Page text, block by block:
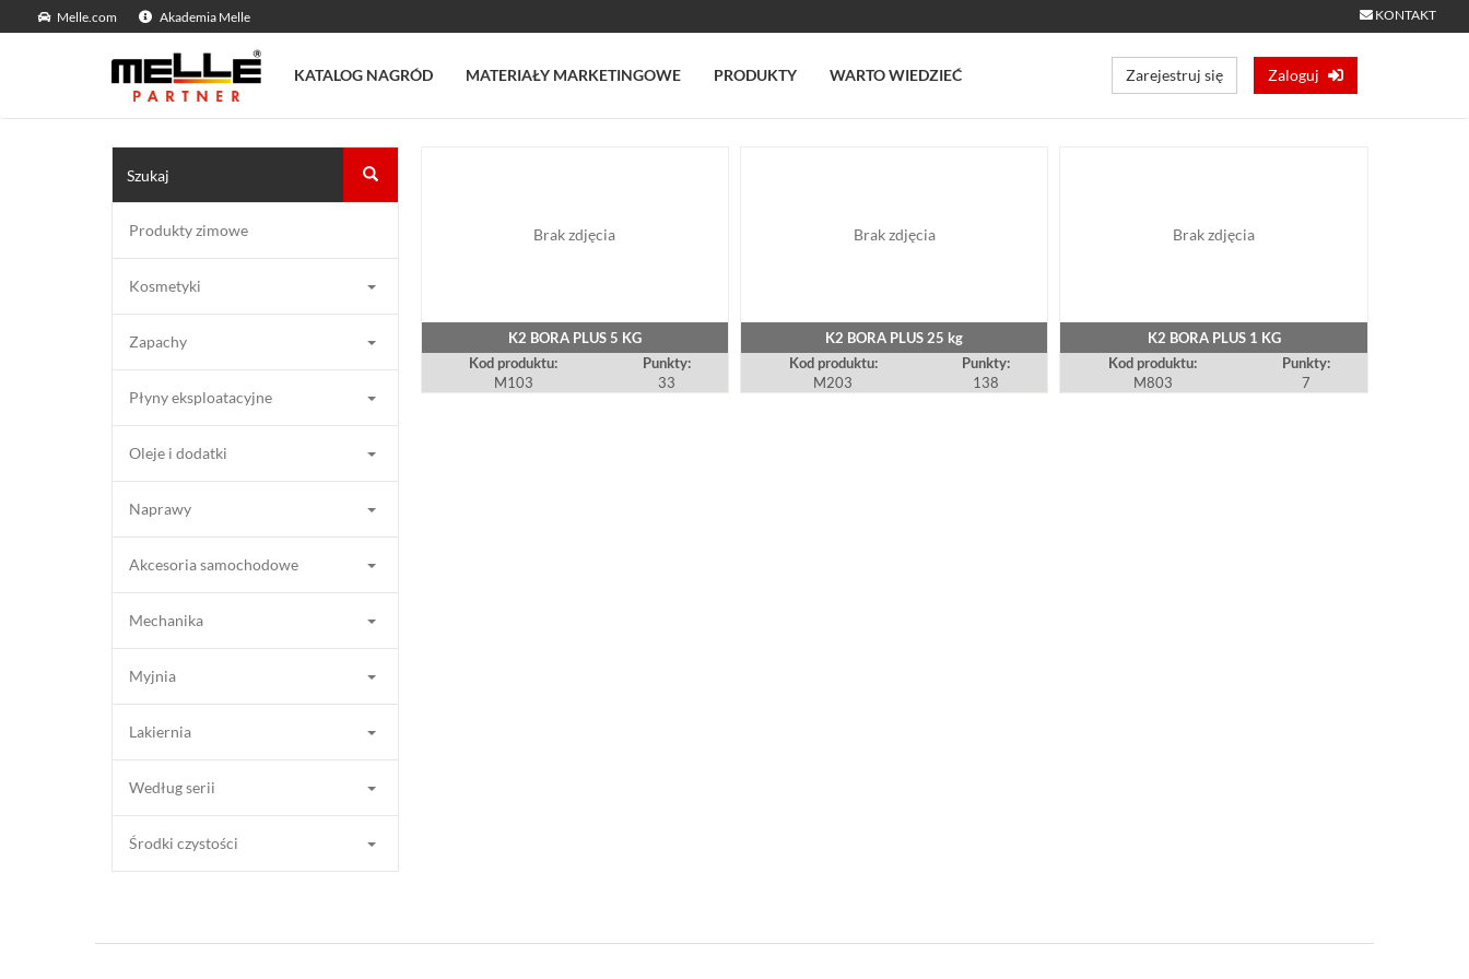
Melle.com Akademia Melle KONTAKT
KATALOG NAGRÓD MATERIAŁY MARKETINGOWE PRODUKTY WARTO WIEDZIEĆ Zarejestruj się Zaloguj
Produkty zimowe
Kosmetyki
Zapachy
Płyny eksploatacyjne
Oleje i dodatki
Naprawy
Akcesoria samochodowe
Mechanika
Myjnia
Lakiernia
Według serii
Środki czystości
Brak zdjęcia
K2 BORA PLUS 5 KG
Kod produktu:
M103
Punkty:
33
Brak zdjęcia
K2 BORA PLUS 25 kg
Kod produktu:
M203
Punkty:
138
Brak zdjęcia
K2 BORA PLUS 1 KG
Kod produktu:
M803
Punkty:
7